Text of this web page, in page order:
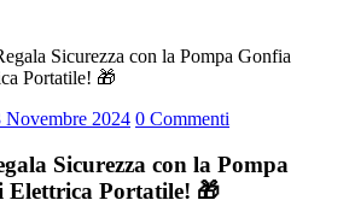
Sicurezza con la Pompa Gonfia
Portatile! 🎁
Novembre 2024 0 Commenti
Sicurezza con la Pompa
Elettrica Portatile! 🎁